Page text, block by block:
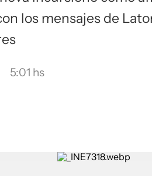
los mensajes de
5:01 hs